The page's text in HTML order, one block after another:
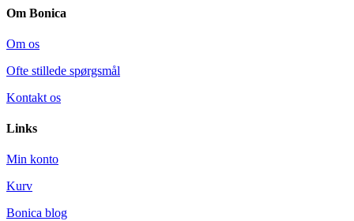
Om Bonica
Om os
Ofte stillede spørgsmål
Kontakt os
Links
Min konto
Kurv
Bonica blog